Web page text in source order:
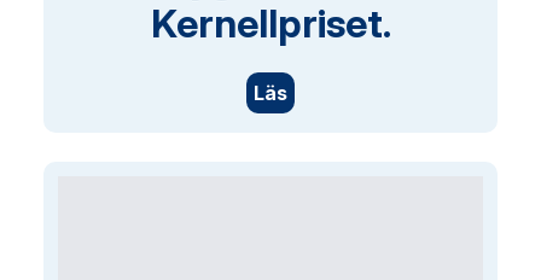
Kernellpriset.
Läs